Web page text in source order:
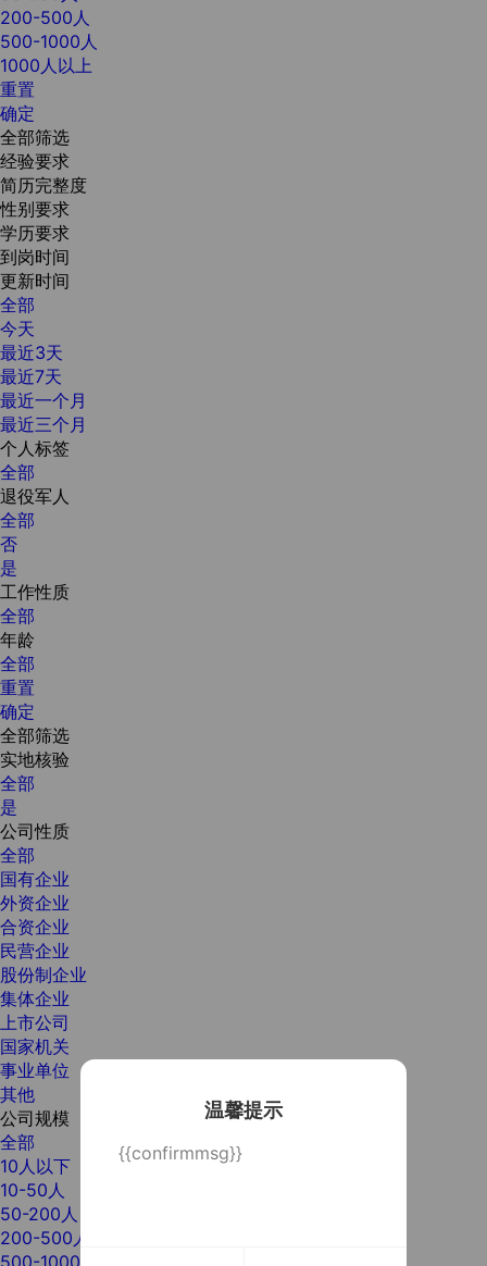
温馨提示
{{confirmmsg}}
200-500人
500-1000人
1000人以上
重置
确定
全部筛选
经验要求
简历完整度
性别要求
学历要求
到岗时间
更新时间
全部
今天
最近3天
最近7天
最近一个月
最近三个月
个人标签
全部
退役军人
全部
否
是
工作性质
全部
年龄
全部
重置
确定
全部筛选
实地核验
全部
是
公司性质
全部
国有企业
外资企业
合资企业
民营企业
股份制企业
集体企业
上市公司
国家机关
事业单位
其他
公司规模
全部
10人以下
10-50人
50-200人
200-500人
500-1000人